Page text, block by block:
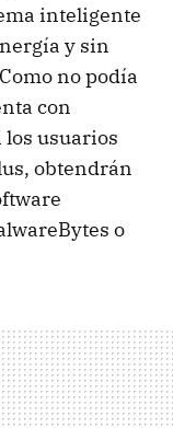
inteligente
y sin
no podía
con
usuarios
obtendrán
o